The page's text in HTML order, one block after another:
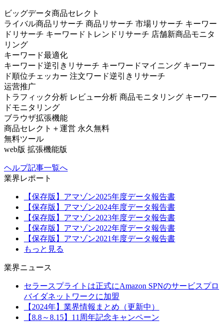
ビッグデータ商品セレクト
ライバル商品リサーチ 商品リサーチ 市場リサーチ キーワー
ドリサーチ キーワードトレンドリサーチ 店舗新商品モニタ
リング
キーワード最適化
キーワード逆引きリサーチ キーワードマイニング キーワー
ド順位チェッカー 注文ワード逆引きリサーチ
运营推广
トラフィック分析 レビュー分析 商品モニタリング キーワー
ドモニタリング
ブラウザ拡張機能
商品セレクト＋運営 永久無料
無料ツール
web版 拡張機能版
ヘルプ記事一覧へ
業界レポート
【保存版】アマゾン2025年度データ報告書
【保存版】アマゾン2024年度データ報告書
【保存版】アマゾン2023年度データ報告書
【保存版】アマゾン2022年度データ報告書
【保存版】アマゾン2021年度データ報告書
もっと見る
業界ニュース
セラースプライトは正式にAmazon SPNのサービスプロ
バイダネットワークに加盟
【2024年】業界情報まとめ（更新中）
【8.8～8.15】11周年記念キャンペーン